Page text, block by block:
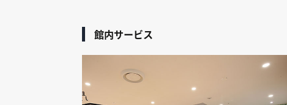
館内サービス